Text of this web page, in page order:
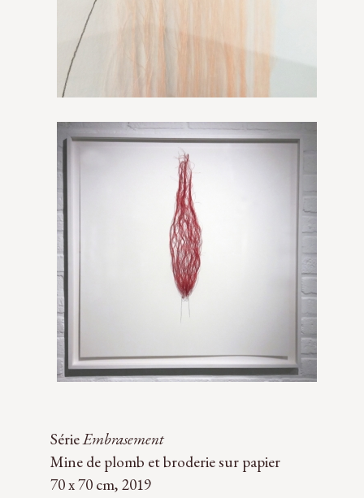
SérieEmbrasement
Mine de plomb et broderie sur papier
70 x 70 cm, 2019